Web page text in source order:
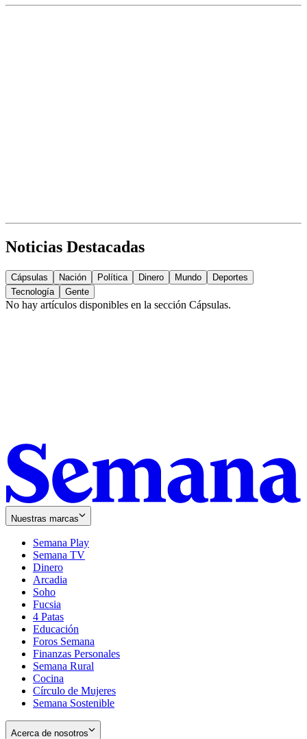
Noticias Destacadas
Cápsulas Nación Política Dinero Mundo
Deportes
Tecnología
Gente
No hay artículos disponibles en la sección Cápsulas.
Nuestras marcas
Semana Play
Semana TV
Dinero
Arcadia
Soho
in
new
window
Fucsia
in
new
window
4 Patas
Educación
Foros Semana
Finanzas Personales
Semana Rural
Cocina
Círculo de Mujeres
Semana Sostenible
Acerca de nosotros